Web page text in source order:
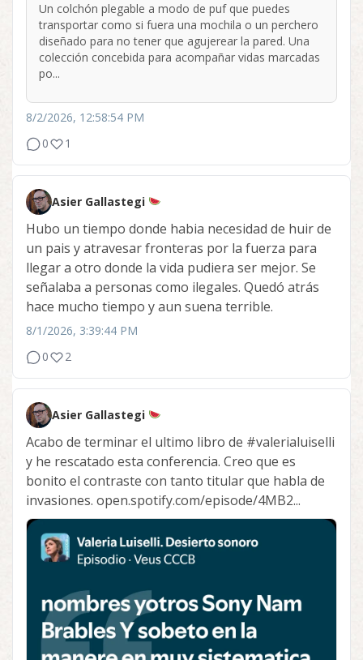
Un colchón plegable a modo de puf que puedes
transportar como si fuera una mochila o un perchero
diseñado para no tener que agujerear la pared. Una
colección concebida para acompañar vidas marcadas
po...
8/2/2026, 12:58:54 PM
0
1
Asier Gallastegi
Hubo un tiempo donde habia necesidad de huir de
un pais y atravesar fronteras por la fuerza para
llegar a otro donde la vida pudiera ser mejor. Se
señalaba a personas como ilegales. Quedó atrás
hace mucho tiempo y aun suena terrible.
8/1/2026, 3:39:44 PM
0
2
Asier Gallastegi
Acabo de terminar el ultimo libro de #valerialuiselli
y he rescatado esta conferencia. Creo que es
bonito el contraste con tanto titular que habla de
invasiones. open.spotify.com/episode/4MB2...